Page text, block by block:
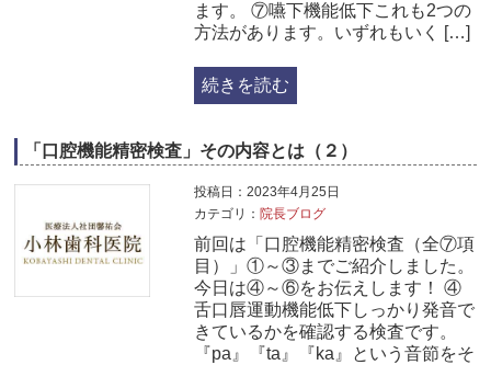
ます。 ⑦嚥下機能低下これも2つの
方法があります。いずれもいく […]
続きを読む
「口腔機能精密検査」その内容とは（２）
投稿日：2023年4月25日
カテゴリ： 院長ブログ
前回は「口腔機能精密検査（全⑦項
目）」①～③までご紹介しました。
今日は④～⑥をお伝えします！ ④
舌口唇運動機能低下しっかり発音で
きているかを確認する検査です。
『pa』『ta』『ka』という音節をそ